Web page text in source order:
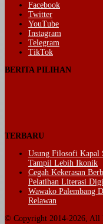
Facebook
Twitter
YouTube
Instagram
Telegram
TikTok
BERITA PILIHAN
TERBARU
Usung Filosofi Kapal
Tampil Lebih Ikonik
Cegah Kekerasan
Pelatihan Literasi
Wawako Palembang
Relawan
© Copyright 2014-2026, All